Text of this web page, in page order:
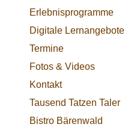
Erlebnisprogramme
Digitale Lernangebote
Termine
Fotos & Videos
Kontakt
Tausend Tatzen Taler
Bistro Bärenwald